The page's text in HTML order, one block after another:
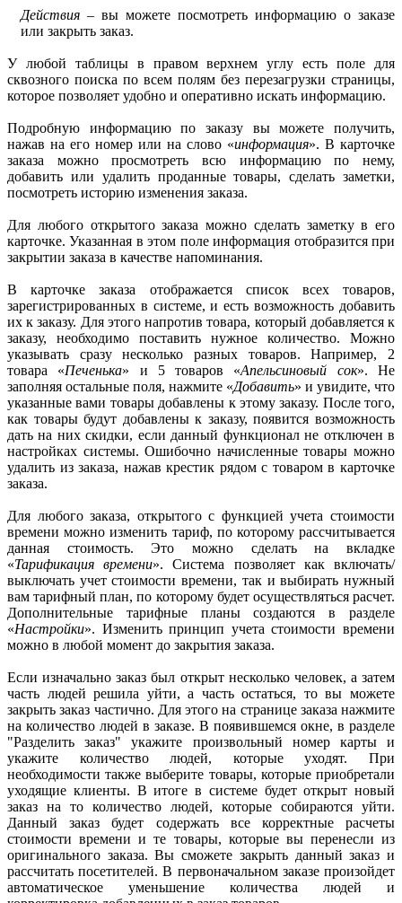
Действия – вы можете посмотреть информацию о заказе
или закрыть заказ.
У любой таблицы в правом верхнем углу есть поле для
сквозного поиска по всем полям без перезагрузки страницы,
которое позволяет удобно и оперативно искать информацию.
Подробную информацию по заказу вы можете получить,
нажав на его номер или на слово «информация». В карточке
заказа можно просмотреть всю информацию по нему,
добавить или удалить проданные товары, сделать заметки,
посмотреть историю изменения заказа.
Для любого открытого заказа можно сделать заметку в его
карточке. Указанная в этом поле информация отобразится при
закрытии заказа в качестве напоминания.
В карточке заказа отображается список всех товаров,
зарегистрированных в системе, и есть возможность добавить
их к заказу. Для этого напротив товара, который добавляется к
заказу, необходимо поставить нужное количество. Можно
указывать сразу несколько разных товаров. Например, 2
товара «Печенька» и 5 товаров «Апельсиновый сок». Не
заполняя остальные поля, нажмите «Добавить» и увидите, что
указанные вами товары добавлены к этому заказу. После того,
как товары будут добавлены к заказу, появится возможность
дать на них скидки, если данный функционал не отключен в
настройках системы. Ошибочно начисленные товары можно
удалить из заказа, нажав крестик рядом с товаром в карточке
заказа.
Для любого заказа, открытого с функцией учета стоимости
времени можно изменить тариф, по которому рассчитывается
данная стоимость. Это можно сделать на вкладке
«Тарификация времени». Система позволяет как включать/
выключать учет стоимости времени, так и выбирать нужный
вам тарифный план, по которому будет осуществляться расчет.
Дополнительные тарифные планы создаются в разделе
«Настройки». Изменить принцип учета стоимости времени
можно в любой момент до закрытия заказа.
Если изначально заказ был открыт несколько человек, а затем
часть людей решила уйти, а часть остаться, то вы можете
закрыть заказ частично. Для этого на странице заказа нажмите
на количество людей в заказе. В появившемся окне, в разделе
"Разделить заказ" укажите произвольный номер карты и
укажите количество людей, которые уходят. При
необходимости также выберите товары, которые приобретали
уходящие клиенты. В итоге в системе будет открыт новый
заказ на то количество людей, которые собираются уйти.
Данный заказ будет содержать все корректные расчеты
стоимости времени и те товары, которые вы перенесли из
оригинального заказа. Вы сможете закрыть данный заказ и
рассчитать посетителей. В первоначальном заказе произойдет
автоматическое уменьшение количества людей и